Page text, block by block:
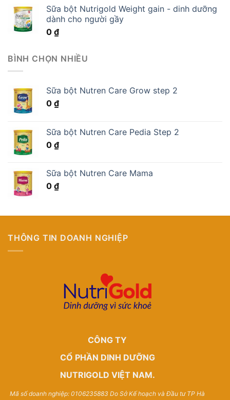
Sữa bột Nutrigold Weight gain - dinh dưỡng
dành cho người gầy
0 ₫
BÌNH CHỌN NHIỀU
Sữa bột Nutren Care Grow step 2
0 ₫
Sữa bột Nutren Care Pedia Step 2
0 ₫
Sữa bột Nutren Care Mama
0 ₫
THÔNG TIN DOANH NGHIỆP
CÔNG TY
CỔ PHẦN DINH DƯỠNG
NUTRIGOLD VIỆT NAM.
Mã số doanh nghiệp: 0106235883 Do Sở Kế hoạch và Đầu tư TP Hà